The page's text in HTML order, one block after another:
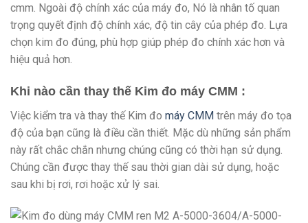
cmm. Ngoài độ chính xác của máy đo, Nó là nhân tố quan
trọng quyết định độ chính xác, độ tin cây của phép đo. Lựa
chọn kim đo đúng, phù hợp giúp phép đo chính xác hơn và
hiệu quả hơn.
Khi nào cần thay thế Kim đo máy CMM :
Việc kiểm tra và thay thế Kim đo máy CMM trên máy đo tọa
độ của bạn cũng là điều cần thiết. Mặc dù những sản phẩm
này rất chắc chắn nhưng chúng cũng có thời hạn sử dụng.
Chúng cần được thay thế sau thời gian dài sử dụng, hoặc
sau khi bị rơi, rơi hoặc xử lý sai.